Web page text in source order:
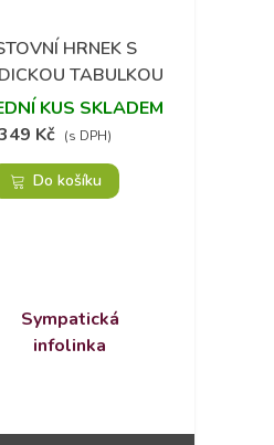
Přidat do oblíbených
HRNEK S
TABULKOU
KUS SKLADEM
Kč (s DPH)
Do košíku
Sympatická
infolinka